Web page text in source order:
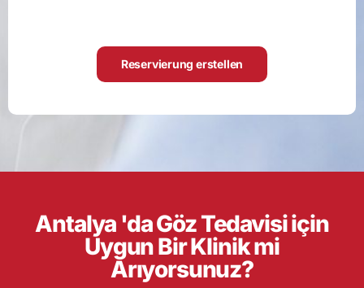
Reservierung erstellen
Antalya 'da Göz Tedavisi için
Uygun Bir Klinik mi
Arıyorsunuz?